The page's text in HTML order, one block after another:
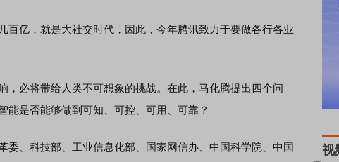
亿，就是大社交时代，因此，今年腾讯致力于要做各行各业
必将带给人类不可想象的挑战。在此，马化腾提出四个问
能是否能够做到可知、可控、可用、可靠？
、科技部、工业信息化部、国家网信办、中国科学院、中国
视